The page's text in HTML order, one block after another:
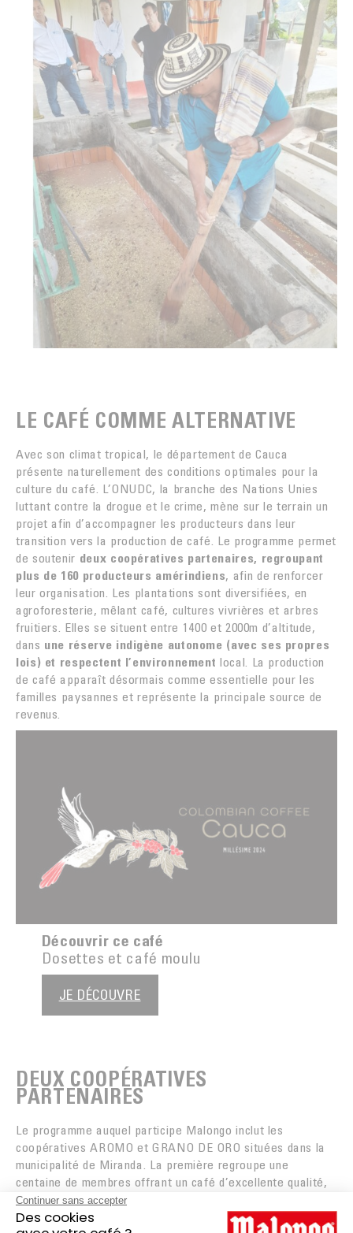
LE CAFÉ COMME ALTERNATIVE
Avec son climat tropical, le département de Cauca
présente naturellement des conditions optimales pour la
culture du café. L’ONUDC, la branche des Nations Unies
luttant contre la drogue et le crime, mène sur le terrain un
projet afin d’accompagner les producteurs dans leur
transition vers la production de café. Le programme permet
de soutenir deux coopératives partenaires, regroupant
plus de 160 producteurs amérindiens, afin de renforcer
leur organisation. Les plantations sont diversifiées, en
agroforesterie, mêlant café, cultures vivrières et arbres
fruitiers. Elles se situent entre 1400 et 2000m d’altitude,
dans une réserve indigène autonome (avec ses propres
lois) et respectent l’environnementlocal. La production
de café apparaît désormais comme essentielle pour les
familles paysannes et représente la principale source de
revenus.
Découvrir ce café
Dosettes et café moulu
JE DÉCOUVRE
DEUX COOPÉRATIVES
PARTENAIRES
Le programme auquel participe Malongo inclut les
coopératives AROMO et GRANO DE ORO situées dans la
municipalité de Miranda. La première regroupe une
centaine de membres offrant un café d’excellente qualité,
de variété castillo. Elle forme
adoptant un modèle de production paysanne en